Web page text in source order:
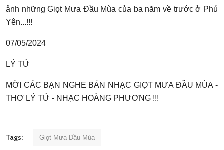
ảnh những Giọt Mưa Đầu Mùa của ba năm về trước ở Phú
Yên...!!!
07/05/2024
LÝ TỨ
MỜI CÁC BẠN NGHE BẢN NHẠC GIỌT MƯA ĐẦU MÙA -
THƠ LÝ TỨ - NHẠC HOÀNG PHƯƠNG !!!
Tags: Giọt Mưa Đầu Mùa